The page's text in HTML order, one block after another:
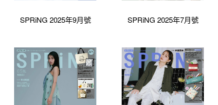
SPRiNG 2025年9月號 SPRiNG 2025年7月號